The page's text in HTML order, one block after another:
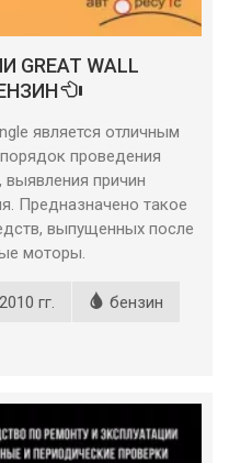
WALL
является отличным
проведения
выявления причин
Предназначено такое
выпущенных после
моторы.
гг. бензин